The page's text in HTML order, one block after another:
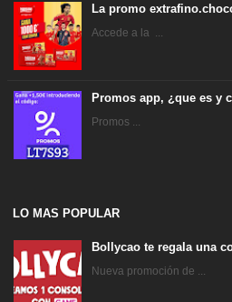
La promo
Accede a la ...
Promos app, ¿que es y
Promos ...
LO MAS POPULAR
Bollycao te regala una
Nueva promoción de ...